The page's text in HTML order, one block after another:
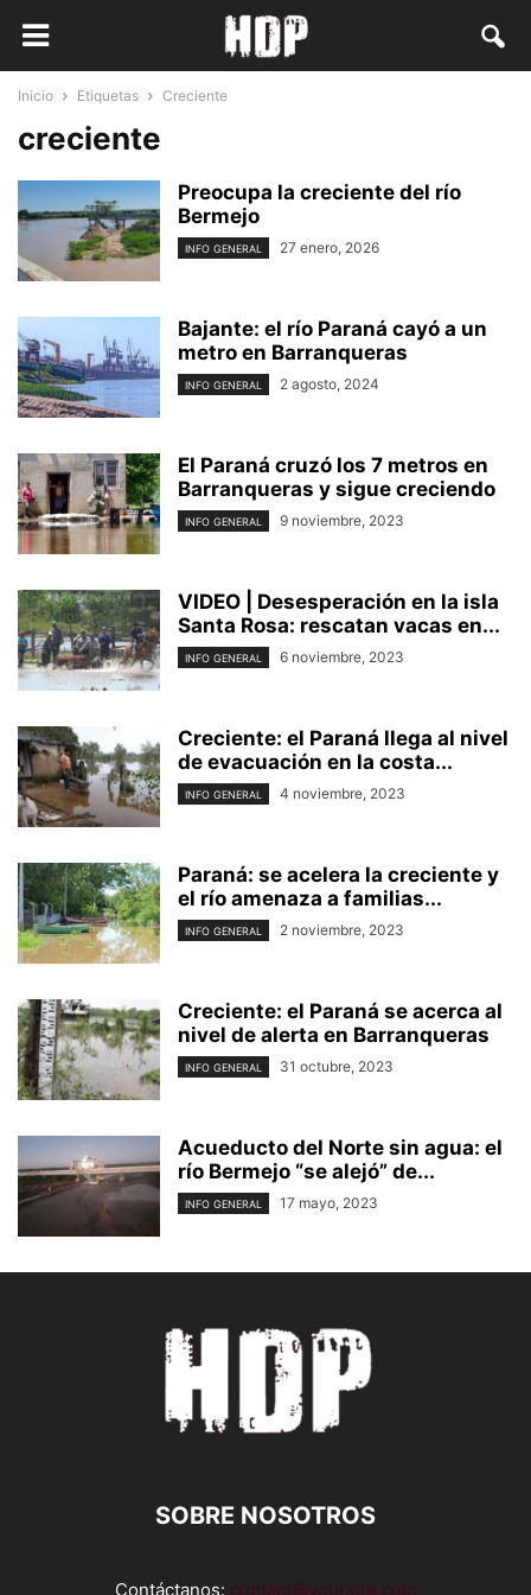
Inicio Etiquetas Creciente
creciente
Preocupa la creciente del río
Bermejo
INFO GENERAL 27 enero, 2026
Bajante: el río Paraná cayó a un
metro en Barranqueras
INFO GENERAL 2 agosto, 2024
El Paraná cruzó los 7 metros en
Barranqueras y sigue creciendo
INFO GENERAL 9 noviembre, 2023
VIDEO | Desesperación en la isla
Santa Rosa: rescatan vacas en...
INFO GENERAL 6 noviembre, 2023
Creciente: el Paraná llega al nivel
de evacuación en la costa...
INFO GENERAL 4 noviembre, 2023
Paraná: se acelera la creciente y
el río amenaza a familias...
INFO GENERAL 2 noviembre, 2023
Creciente: el Paraná se acerca al
nivel de alerta en Barranqueras
INFO GENERAL 31 octubre, 2023
Acueducto del Norte sin agua: el
río Bermejo “se alejó” de...
INFO GENERAL 17 mayo, 2023
SOBRE NOSOTROS
Contáctanos: contact@yoursite.com